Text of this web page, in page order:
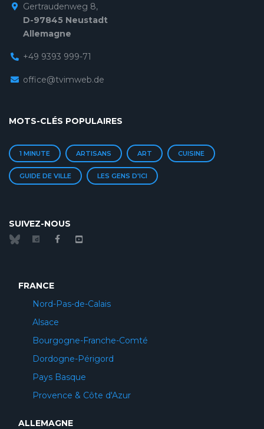
Gertraudenweg 8,
D-97845 Neustadt
Allemagne
+49 9393 999-71
office@tvimweb.de
MOTS-CLÉS POPULAIRES
1 MINUTE ARTISANS ART CUISINE
GUIDE DE VILLE LES GENS D'ICI
SUIVEZ-NOUS
FRANCE
Nord-Pas-de-Calais
Alsace
Bourgogne-Franche-Comté
Dordogne-Périgord
Pays Basque
Provence & Côte d'Azur
ALLEMAGNE